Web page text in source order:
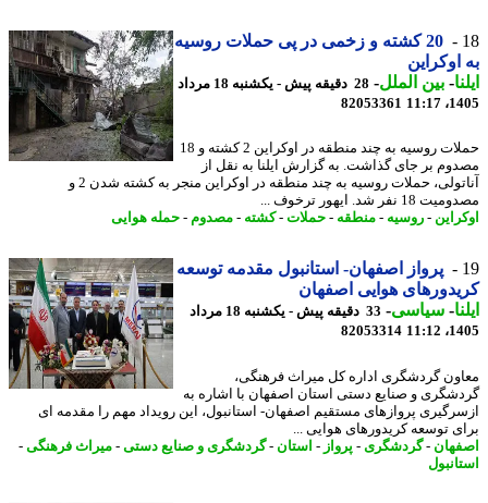
20 کشته و زخمی در پی حملات روسیه
-بین الملل-
28 دقیقه پیش - یکشنبه 18 مرداد
82053361
حملات روسیه به چند منطقه در اوکراین 2 کشته و 18
بر جای گذاشت. به گزارش ایلنا به نقل از
آناتولی، حملات روسیه به چند منطقه در اوکراین منجر به کشته شدن 2 و
نفر شد. ایهور ترخوف ...
- روسیه-منطقه-حملات-کشته-مصدوم-حمله هوایی
پرواز اصفهان- استانبول مقدمه توسعه
هوایی اصفهان
-سیاسی-
33 دقیقه پیش - یکشنبه 18 مرداد
82053314
گردشگری اداره کل میراث فرهنگی،
و صنایع دستی استان اصفهان با اشاره به
پروازهای مستقیم اصفهان- استانبول، این رویداد مهم را مقدمه ای
توسعه کریدورهای هوایی ...
-گردشگری- پرواز-استان-گردشگری و صنایع دستی-میراث فرهنگی-